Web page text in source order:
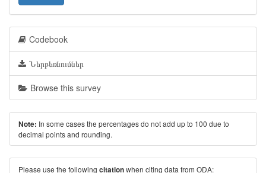
Codebook
Ներբեռնումներ
Browse this survey
Note: In some cases the percentages do not add up to 100 due to
decimal points and rounding.
Please use the following citationwhen citing data from ODA: